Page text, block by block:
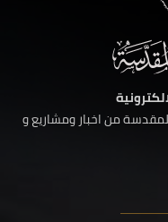
من اخبار ومشاريع و